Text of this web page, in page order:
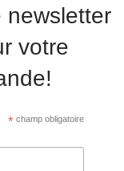
newsletter
votre
*champ obligatoire